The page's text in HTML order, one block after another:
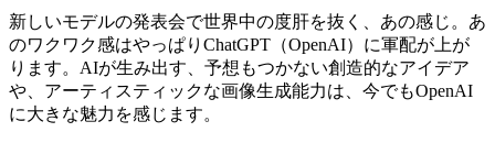
新しいモデルの発表会で世界中の度肝を抜く、あの感じ。あ
のワクワク感はやっぱりChatGPT（OpenAI）に軍配が上が
ります。AIが生み出す、予想もつかない創造的なアイデア
や、アーティスティックな画像生成能力は、今でもOpenAI
に大きな魅力を感じます。